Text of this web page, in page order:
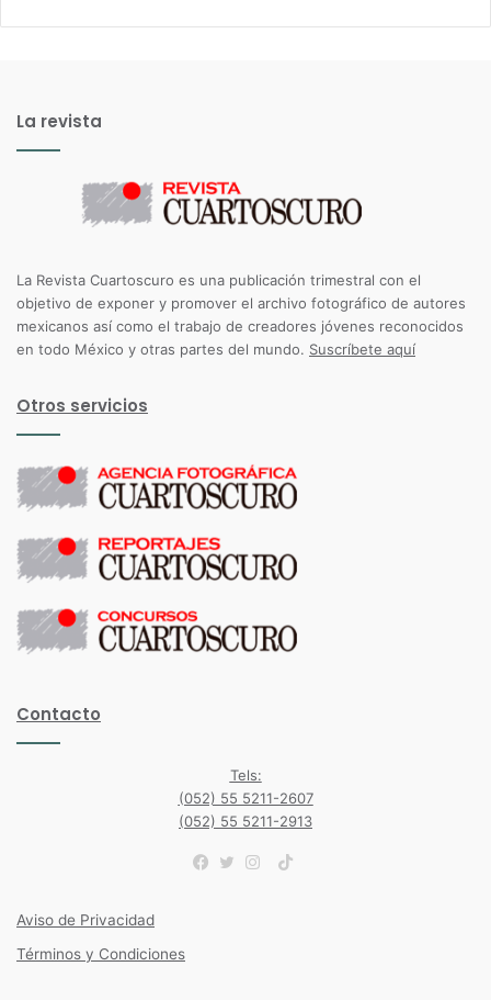
La revista
La Revista Cuartoscuro es una publicación trimestral con el
objetivo de exponer y promover el archivo fotográfico de autores
mexicanos así como el trabajo de creadores jóvenes reconocidos
en todo México y otras partes del mundo. Suscríbete aquí
Otros servicios
Contacto
Tels:
(052) 55 5211-2607
(052) 55 5211-2913
TikTok
Aviso de Privacidad
Términos y Condiciones